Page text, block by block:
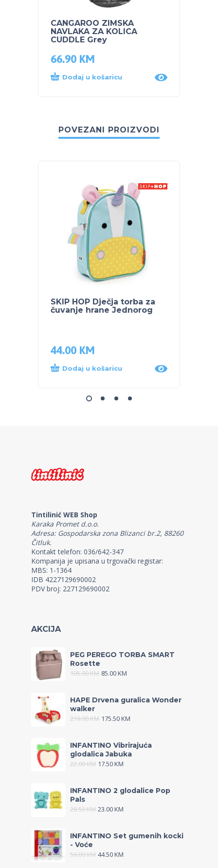
CANGAROO ZIMSKA
NAVLAKA ZA KOLICA
CUDDLE Grey
66.90 KM
Dodaj u košaricu
POVEZANI PROIZVODI
SKIP HOP Dječja torba za
čuvanje hrane Jednorog
44.00 KM
Dodaj u košaricu
Tintilinić WEB Shop
Karaka Promet d.o.o.
Adresa: Gospodarska zona Blizanci br.2, 88260
Čitluk.
Kontakt telefon: 036/642-347
Kompanija je upisana u trgovački registar:
MBS: 1-1364
IDB 4227129690002
PDV broj: 227129690002
AKCIJA
PEG PEREGO TORBA SMART
Rosette
105.00KM 85.00KM
HAPE Drvena guralica Wonder
walker
219.00KM 175.50KM
INFANTINO Vibrirajuća
glodalica Jabuka
22.00KM 17.50KM
INFANTINO 2 glodalice Pop
Pals
28.50KM 23.00KM
INFANTINO Set gumenih kocki
- Voće
56.00KM 44.50KM